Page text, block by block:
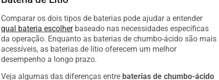
Comparar os dois tipos de baterias pode ajudar a entender
qual bateria escolherbaseado nas necessidades específicas
da operação. Enquanto as baterias de chumbo-ácido são mais
acessíveis, as baterias de lítio oferecem um melhor
desempenho a longo prazo.
Veja algumas das diferenças entre baterias de chumbo-ácido